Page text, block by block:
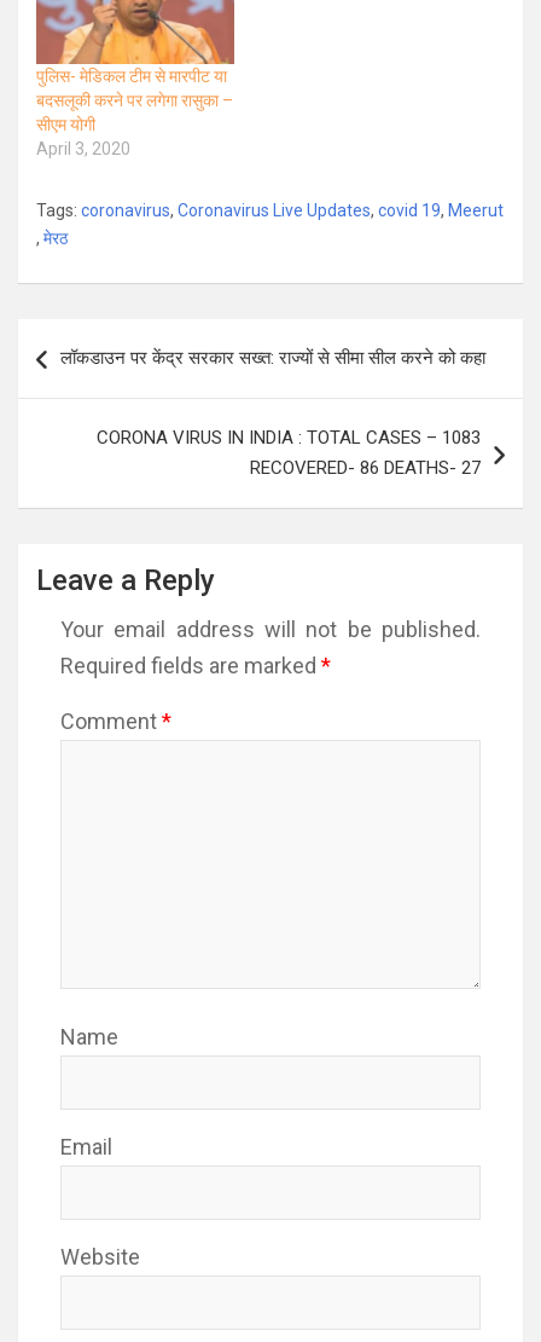
पुलिस- मेडिकल टीम से मारपीट या
बदसलूकी करने पर लगेगा रासुका –
सीएम योगी
April 3, 2020
Tags: coronavirus, Coronavirus Live Updates, covid 19, Meerut
, मेरठ
navigation
लॉकडाउन पर केंद्र सरकार सख्त: राज्यों से सीमा सील करने को कहा
CORONA VIRUS IN INDIA : TOTAL CASES – 1083
RECOVERED- 86 DEATHS- 27
Leave a Reply
Your email address will not be published.
Required fields are marked *
Comment*
Name
Email
Website